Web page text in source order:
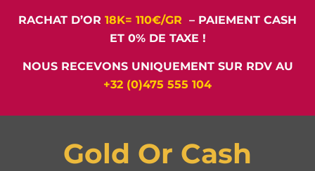
RACHAT D’OR 18K= 110€/GR – PAIEMENT CASH
ET 0% DE TAXE !
NOUS RECEVONS UNIQUEMENT SUR RDV AU
+32 (0)475 555 104
Gold Or Cash